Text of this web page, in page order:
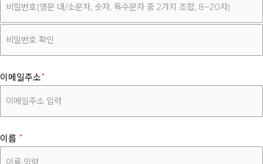
이메일주소
이름